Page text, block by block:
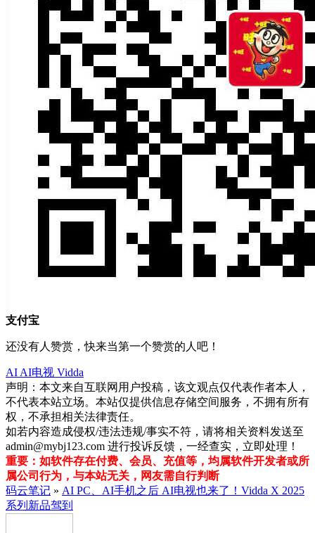
支付宝
还没有人赞赏，快来当第一个赞赏的人吧！
AI AI电视 Vidda
声明：本文来自互联网用户投稿，该文观点仅代表作者本人，
不代表本站立场。本站仅提供信息存储空间服务，不拥有所有
权，不承担相关法律责任。
如若内容造成侵权/违法违规/事实不符，请将相关资料发送至
admin@mybj123.com 进行投诉反馈，一经查实，立即处理！
重要：如软件存在付费、会员、充值等，均属软件开发者或所
属公司行为，与本站无关，网友需自行判断
码云笔记 » AI PC、AI手机之后 AI电视也来了！Vidda X 2025
系列新品驾到